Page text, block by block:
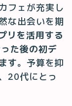
フェが充実し
な出会いを期
リを活用する
た後の初デ
す。予算を抑
20代にとっ